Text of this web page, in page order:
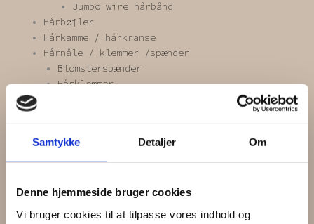
Samtykke Detaljer Om
Denne hjemmeside bruger cookies
Vi bruger cookies til at tilpasse vores indhold og
Jumbo wire hårbånd
Hårbøjler
Hårkamme / hårkranse
Hårnåle / klemmer /spænder
Blomsterspænder
Hårklemmer
Blonde scrunchie
Kæmpe scrunchie
One of a kind